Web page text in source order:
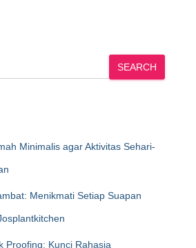
SEARCH
Minimalis agar Aktivitas Sehari-
Menikmati Setiap Suapan
Proofing: Kunci Rahasia